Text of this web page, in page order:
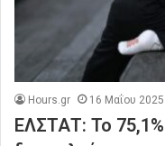
Hours.gr 16 Μαΐου 2025
ΕΛΣΤΑΤ: Το